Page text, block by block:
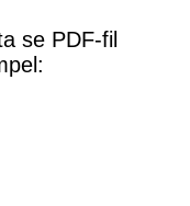
se PDF-fil